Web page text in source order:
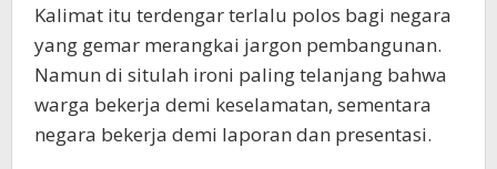
Kalimat itu terdengar terlalu polos bagi negara
yang gemar merangkai jargon pembangunan.
Namun di situlah ironi paling telanjang bahwa
warga bekerja demi keselamatan, sementara
negara bekerja demi laporan dan presentasi.